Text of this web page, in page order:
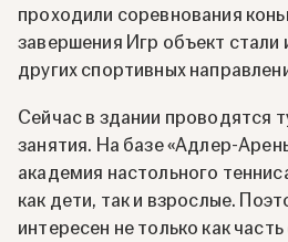
проходили соревнования
завершения Игр объект стали
других спортивных
Сейчас в здании проводятся
занятия. На базе «Адлер-
академия настольного
как дети, так и взрослые.
интересен не только как